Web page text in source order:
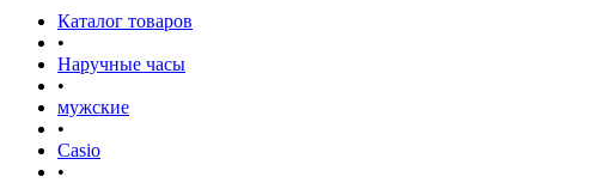
Каталог товаров
•
Наручные часы
•
мужские
•
Casio
•